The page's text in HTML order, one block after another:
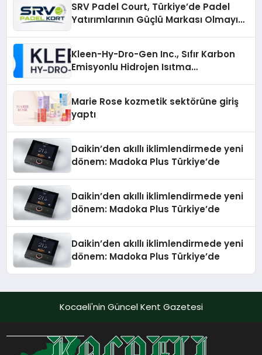
SRV Padel Court, Türkiye’de Padel
Yatırımlarının Güçlü Markası Olmayı
Kleen-Hy-Dro-Gen Inc., Sıfır Karbon
Emisyonlu Hidrojen Isıtma
Marie Rose kozmetik sektörüne giriş
yaptı
Daikin’den akıllı iklimlendirmede yeni
dönem: Madoka Plus Türkiye’de
Daikin’den akıllı iklimlendirmede yeni
dönem: Madoka Plus Türkiye’de
Daikin’den akıllı iklimlendirmede yeni
dönem: Madoka Plus Türkiye’de
Kocaeli'nin Güncel Kent Gazetesi